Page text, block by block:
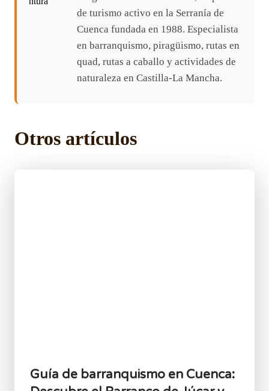
de turismo activo en la Serranía de
Cuenca fundada en 1988. Especialista
en barranquismo, piragüismo, rutas en
quad, rutas a caballo y actividades de
naturaleza en Castilla-La Mancha.
Otros artículos
Guía de barranquismo en Cuenca: